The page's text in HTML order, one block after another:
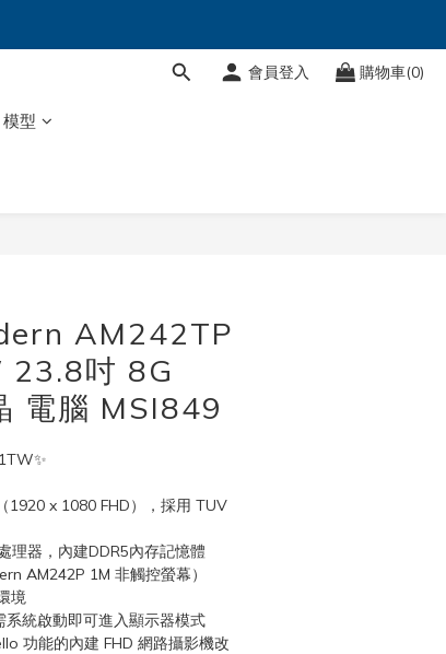
會員登入 購物車(0)
型
AM242TP
吋 8G
電腦 MSI849
1920 x 1080 FHD），採用 TUV
器，內建DDR5內存記憶體
AM242P 1M 非觸控螢幕）
境
統啟動即可進入顯示器模式
功能的內建 FHD 網路攝影機改